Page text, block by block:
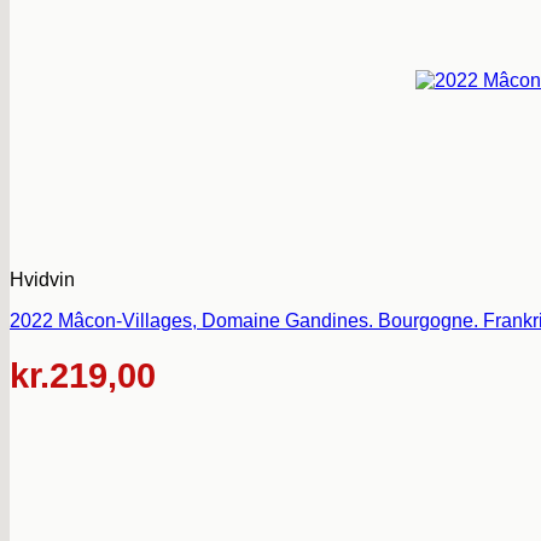
Hvidvin
2022 Mâcon-Villages, Domaine Gandines. Bourgogne.
kr.219,00